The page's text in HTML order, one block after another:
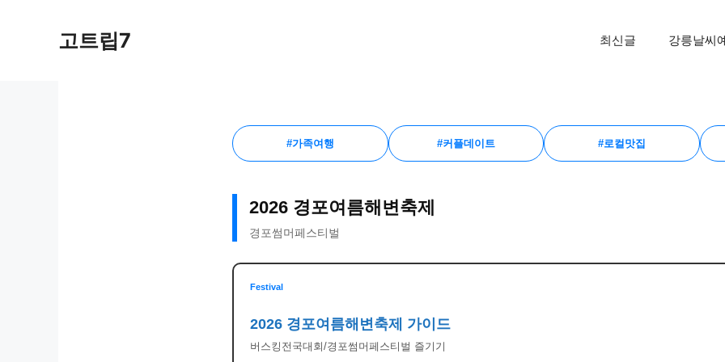
고트립7 최신글 강릉날씨
#가족여행 #커플데이트 #로컬맛집
2026 경포여름해변축제
경포썸머페스티벌
Festival
2026 경포여름해변축제 가이드
버스킹전국대회/경포썸머페스티벌 즐기기